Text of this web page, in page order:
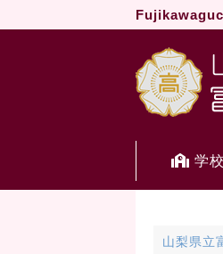
学
山梨県立